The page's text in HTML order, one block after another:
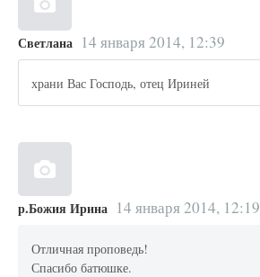
Светлана 14 января 2014, 12:39
храни Вас Господь, отец Ириней
р.Божия Ирина 14 января 2014, 12:19
Отличная проповедь!
Спасибо батюшке.